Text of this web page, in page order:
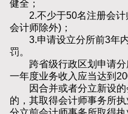
健全；
2.不少于50名注册会计
会计师除外)；
3.申请设立分所前3年内
罚。
跨省级行政区划申请分
一年度业务收入应当达到
因合并或者分立新设的
的，其取得会计师事务所